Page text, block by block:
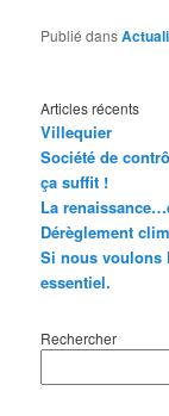
Publié dans
Articles récents
Villequier
Société de
ça suffit !
La
Dérèglement
Si nous voulons
essentiel.
Rechercher